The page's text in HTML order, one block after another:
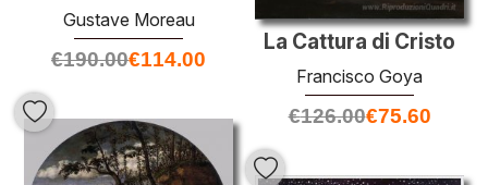
La Cattura di Cristo
Francisco Goya
€126.00€75.60
Gustave Moreau
€190.00€114.00